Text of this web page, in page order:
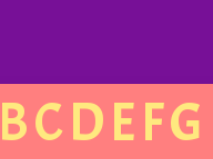
BCDEFG